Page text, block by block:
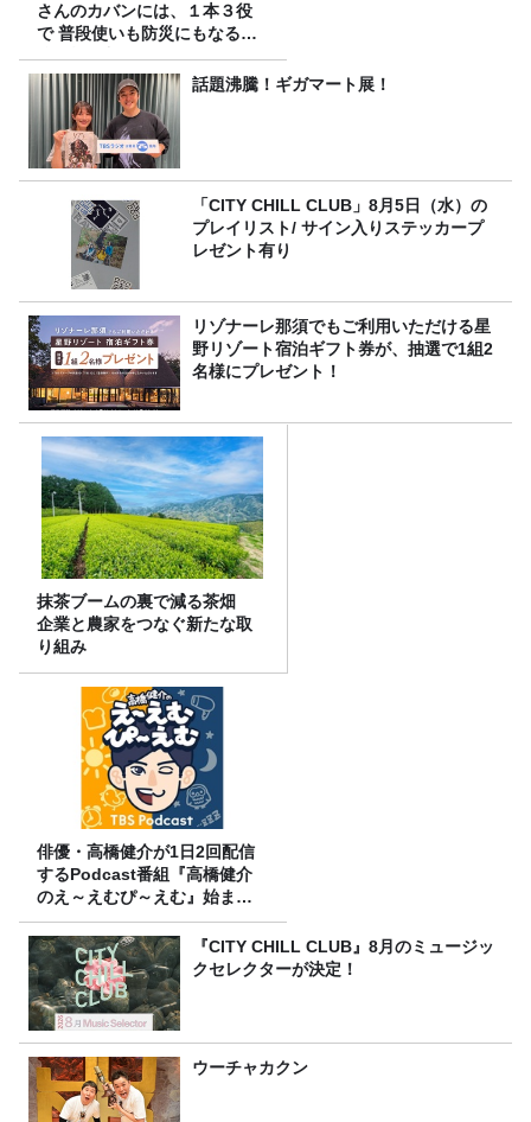
さんのカバンには、１本３役
で 普段使いも防災にもなる最
強の棒が入っていた！
話題沸騰！ギガマート展！
「CITY CHILL CLUB」8月5日（水）の
プレイリスト/ サイン入りステッカープ
レゼント有り
リゾナーレ那須でもご利用いただける星
野リゾート宿泊ギフト券が、抽選で1組2
名様にプレゼント！
抹茶ブームの裏で減る茶畑
企業と農家をつなぐ新たな取
り組み
俳優・高橋健介が1日2回配信
するPodcast番組『高橋健介
のえ～えむぴ～えむ』始まり
ます
『CITY CHILL CLUB』8月のミュージッ
クセレクターが決定！
ウーチャカクン